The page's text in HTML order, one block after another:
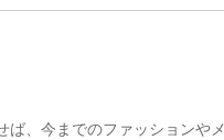
ば、今までのファッションやメ